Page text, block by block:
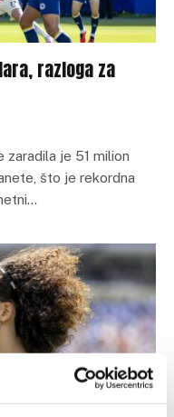
razloga za
je 51 milion
što je rekordna